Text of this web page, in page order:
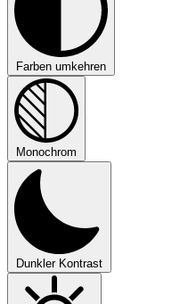
Farben umkehren
Monochrom
Dunkler Kontrast